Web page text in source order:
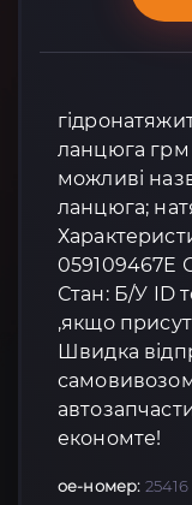
ланцюга грм
можливі
ланцюга;
059109467E
Стан: Б/У ID
,якщо
Швидка
самовивозом
економте!
oe-номер: 25416